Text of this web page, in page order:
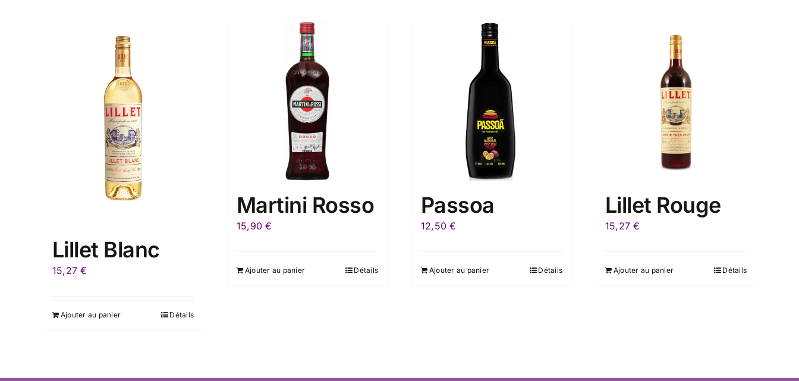
Lillet Blanc
15,27€
Ajouter au panier Détails
Martini Rosso
15,90€
Ajouter au panier Détails
Passoa
12,50€
Ajouter au panier Détails
Lillet Rouge
15,27€
Ajouter au panier Détails